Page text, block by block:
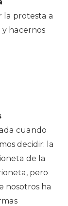
la protesta a
y hacernos
cuando
decidir: la
de la
pero
nosotros ha